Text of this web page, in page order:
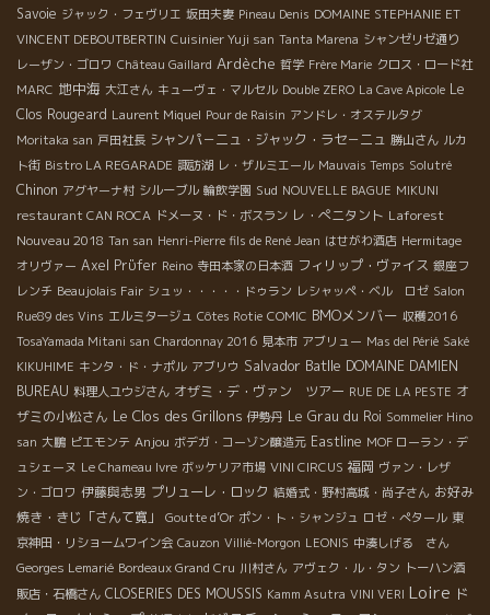
Savoie ジャック・フェヴリエ 坂田夫妻 Pineau Denis DOMAINE STEPHANIE ET
VINCENT DEBOUTBERTIN Cuisinier Yuji san Tanta Marena シャンゼリゼ通り
レーザン・ゴロワ Château Gaillard Ardèche 哲学 Frère Marie クロス・ロード社
MARC 地中海 大江さん キューヴェ・マルセル Double ZERO La Cave Apicole Le
Clos Rougeard Laurent Miquel Pour de Raisin アンドレ・オステルタグ
Moritaka san 戸田社長 シャンパ－ニュ・ジャック・ラセ－ニュ 勝山さん ルカ
ト街 Bistro LA REGARADE 諏訪湖 レ・ザルミエール Mauvais Temps Solutré
Chinon アグヤーナ村 シルーブル 輪飲学園 Sud NOUVELLE BAGUE MIKUNI
restaurant CAN ROCA ドメーヌ・ド・ボスラン レ・ぺニタント Laforest
Nouveau 2018 Tan san Henri-Pierre fils de René Jean はせがわ酒店 Hermitage
オリヴァー Axel Prϋfer Reino 寺田本家の日本酒 フィリップ・ヴァイス 銀座フ
レンチ Beaujolais Fair シュッ・・・・・ドゥラン レシャッペ・ベル ロゼ Salon
Rue89 des Vins エルミタージュ Côtes Rotie COMIC BMOメンバー 収穫2016
TosaYamada Mitani san Chardonnay 2016 見本市 アブリュー Mas del Périé Saké
KIKUHIME キンタ・ド・ナポル アブリウ Salvador Batlle DOMAINE DAMIEN
BUREAU 料理人ユウジさん オザミ・デ・ヴァン ツアー RUE DE LA PESTE オ
ザミの小松さん Le Clos des Grillons 伊勢丹 Le Grau du Roi Sommelier Hino
san 大鵬 ピエモンテ Anjou ボデガ・コーゾン醸造元 Eastline MOF ローラン・デ
ュシェーヌ Le Chameau Ivre ボッケリア市場 VINI CIRCUS 福岡 ヴァン・レザ
ン・ゴロワ 伊藤與志男 プリューレ・ロック 結婚式・野村高城・尚子さん お好み
焼き・きじ「さんて寛」
Goutte d’Or ポン・ト・シャンジュ ロゼ・ぺタール 東
京神田・リショームワイン会 Cauzon Villié-Morgon LEONIS 中湊しげる さん
Georges Lemarié Bordeaux Grand Cru 川村さん アヴェク・ル・タン トーハン酒
販店・石橋さん CLOSERIES DES MOUSSIS Kamm Asutra VINI VERI Loire ド